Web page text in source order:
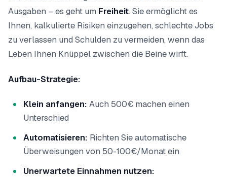
Ausgaben – es geht um Freiheit. Sie ermöglicht es
Ihnen, kalkulierte Risiken einzugehen, schlechte Jobs
zu verlassen und Schulden zu vermeiden, wenn das
Leben Ihnen Knüppel zwischen die Beine wirft.
Aufbau-Strategie:
Klein anfangen: Auch 500€ machen einen
Unterschied
Automatisieren: Richten Sie automatische
Überweisungen von 50-100€/Monat ein
Unerwartete Einnahmen nutzen: